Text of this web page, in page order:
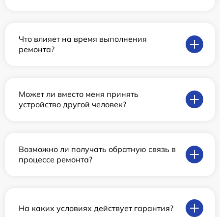
Что влияет на время выполнения
ремонта?
Может ли вместо меня принять
устройство другой человек?
Возможно ли получать обратную связь в
процессе ремонта?
На каких условиях действует гарантия?